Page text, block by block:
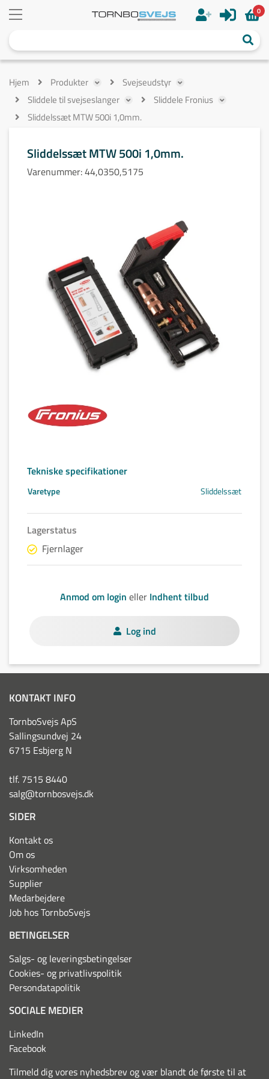
0
Hjem Produkter
Svejseudstyr
Sliddele til svejseslanger
Sliddele Fronius
Sliddelssæt MTW 500i 1,0mm.
Sliddelssæt MTW 500i 1,0mm.
Varenummer:44,0350,5175
Tekniske specifikationer
Varetype Sliddelssæt
Lagerstatus
Fjernlager
Anmod om login eller Indhent tilbud
Log ind
KONTAKT INFO
TornboSvejs ApS
Sallingsundvej 24
6715 Esbjerg N
tlf. 7515 8440
salg@tornbosvejs.dk
SIDER
Kontakt os
Om os
Virksomheden
Supplier
Medarbejdere
Job hos TornboSvejs
BETINGELSER
Salgs- og leveringsbetingelser
Cookies- og privatlivspolitik
Persondatapolitik
SOCIALE MEDIER
LinkedIn
Facebook
Tilmeld dig vores nyhedsbrev og vær blandt de første til at